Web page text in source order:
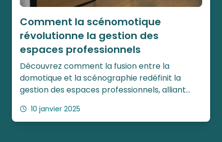
Comment la scénomotique
révolutionne la gestion des
espaces professionnels
Découvrez comment la fusion entre la
domotique et la scénographie redéfinit la
gestion des espaces professionnels, alliant
immersives.
10 janvier 2025